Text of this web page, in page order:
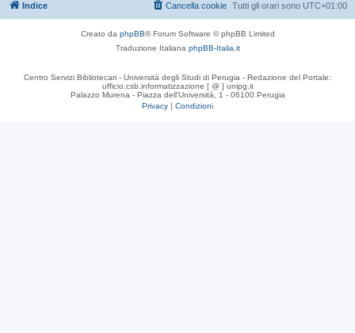
Indice Tutti gli orari sono UTC+01:00
Cancella cookie
Creato da phpBB® Forum Software © phpBB Limited
Traduzione Italiana phpBB-Italia.it
Centro Servizi Bibliotecari - Università degli Studi di Perugia - Redazione del Portale:
ufficio.csb.informatizzazione [ @ ] unipg.it
Palazzo Murena - Piazza dell'Università, 1 - 06100 Perugia
Privacy | Condizioni